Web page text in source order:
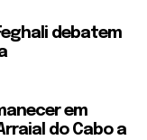
debatem
em
do Cabo a